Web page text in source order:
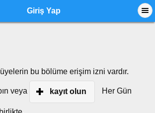
Giriş Yap
üyelerin bu bölüme erişim izni vardır.
veya kayıt olun Her Gün